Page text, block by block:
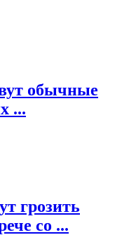
обычные
...
грозить
со ...